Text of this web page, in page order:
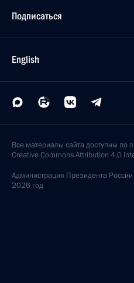
Подписаться
English
Все материалы сайта доступны по
Creative Commons Attribution 4.0
Администрация Президента России
2026 год